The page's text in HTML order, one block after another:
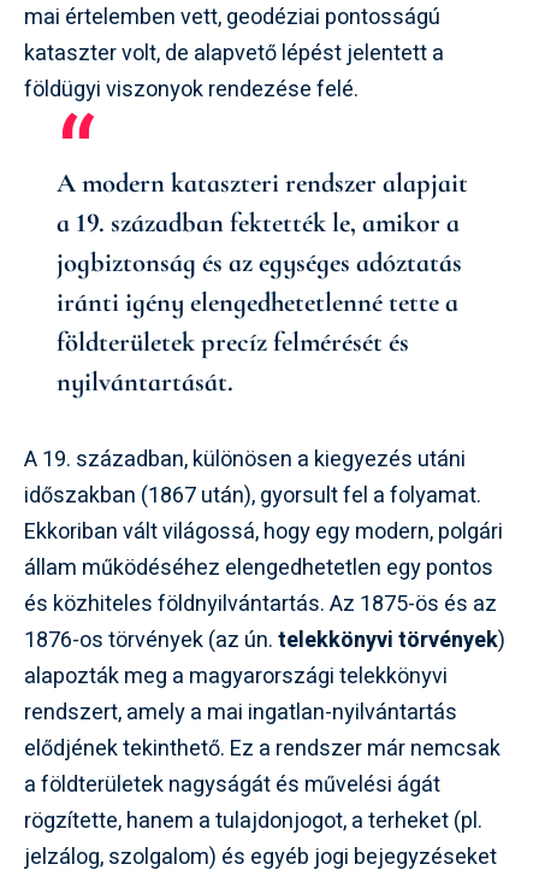
mai értelemben vett, geodéziai pontosságú
kataszter volt, de alapvető lépést jelentett a
földügyi viszonyok rendezése felé.
A modern kataszteri rendszer alapjait
a 19. században fektették le, amikor a
jogbiztonság és az egységes adóztatás
iránti igény elengedhetetlenné tette a
földterületek precíz felmérését és
nyilvántartását.
A 19. században, különösen a kiegyezés utáni
időszakban (1867 után), gyorsult fel a folyamat.
Ekkoriban vált világossá, hogy egy modern, polgári
állam működéséhez elengedhetetlen egy pontos
és közhiteles földnyilvántartás. Az 1875-ös és az
1876-os törvények (az ún.telekkönyvi törvények)
alapozták meg a magyarországi telekkönyvi
rendszert, amely a mai ingatlan-nyilvántartás
elődjének tekinthető. Ez a rendszer már nemcsak
a földterületek nagyságát és művelési ágát
rögzítette, hanem a tulajdonjogot, a terheket (pl.
jelzálog, szolgalom) és egyéb jogi bejegyzéseket